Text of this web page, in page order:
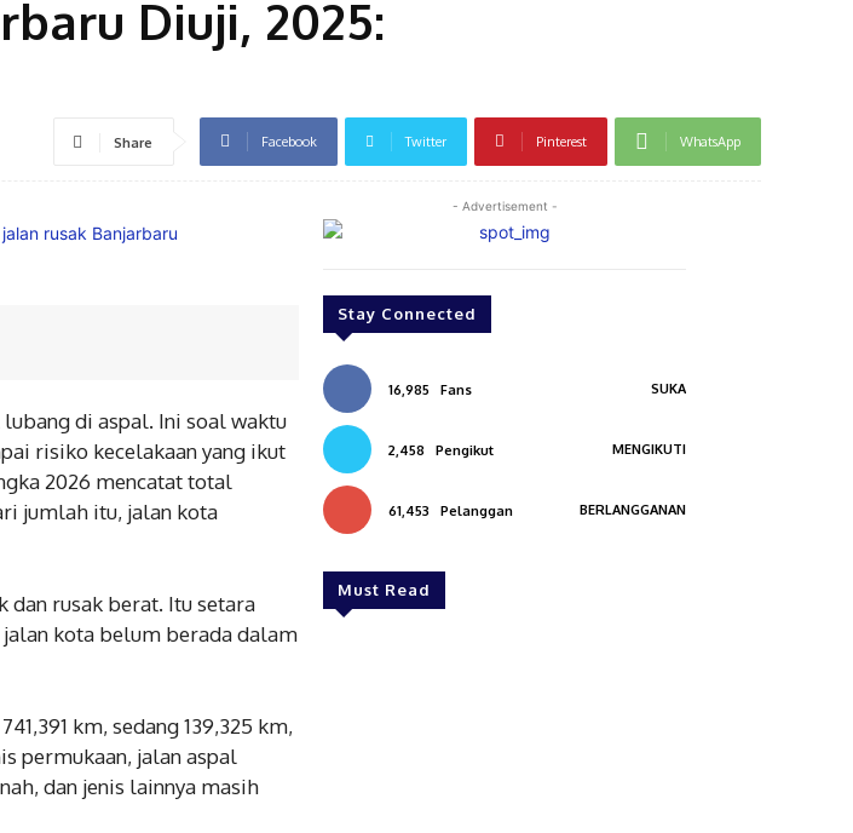
Diuji, 2025:
Share Facebook Twitter Pinterest WhatsApp
di aspal. Ini soal waktu
risiko kecelakaan yang ikut
2026 mencatat total
jumlah itu, jalan kota
dan rusak berat. Itu setara
kota belum berada dalam
km, sedang 139,325 km,
permukaan, jalan aspal
dan jenis lainnya masih
- Advertisement -
Stay Connected
16,985 Fans SUKA
2,458 Pengikut MENGIKUTI
61,453 Pelanggan BERLANGGANAN
Must Read